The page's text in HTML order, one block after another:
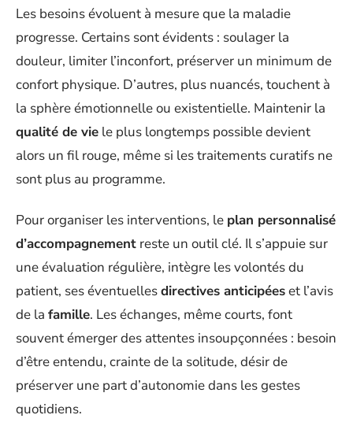
Les besoins évoluent à mesure que la maladie
progresse. Certains sont évidents : soulager la
douleur, limiter l’inconfort, préserver un minimum de
confort physique. D’autres, plus nuancés, touchent à
la sphère émotionnelle ou existentielle. Maintenir la
qualité de vie le plus longtemps possible devient
alors un fil rouge, même si les traitements curatifs ne
sont plus au programme.
Pour organiser les interventions, le plan personnalisé
d’accompagnement reste un outil clé. Il s’appuie sur
une évaluation régulière, intègre les volontés du
patient, ses éventuellesdirectives anticipéeset l’avis
de la famille. Les échanges, même courts, font
souvent émerger des attentes insoupçonnées : besoin
d’être entendu, crainte de la solitude, désir de
préserver une part d’autonomie dans les gestes
quotidiens.